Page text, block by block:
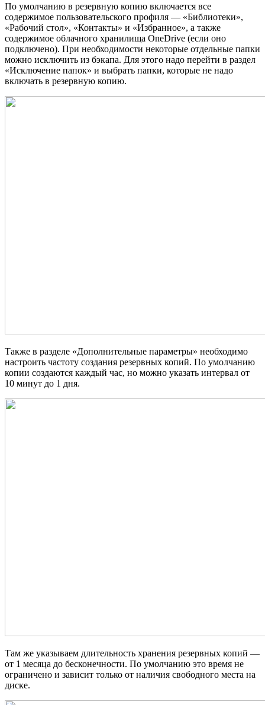
По умолчанию в резервную копию включается все
содержимое пользовательского профиля — «Библиотеки»,
«Рабочий стол», «Контакты» и «Избранное», а также
содержимое облачного хранилища OneDrive (если оно
подключено). При необходимости некоторые отдельные папки
можно исключить из бэкапа. Для этого надо перейти в раздел
«Исключение папок» и выбрать папки, которые не надо
включать в резервную копию.
Также в разделе «Дополнительные параметры» необходимо
настроить частоту создания резервных копий. По умолчанию
копии создаются каждый час, но можно указать интервал от
10 минут до 1 дня.
Там же указываем длительность хранения резервных копий —
от 1 месяца до бесконечности. По умолчанию это время не
ограничено и зависит только от наличия свободного места на
диске.